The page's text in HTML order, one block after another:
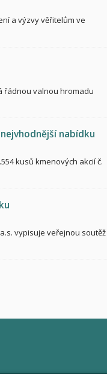
a výzvy věřitelům ve
řádnou valnou hromadu
nabídku
kusů kmenových akcií č.
vypisuje veřejnou soutěž